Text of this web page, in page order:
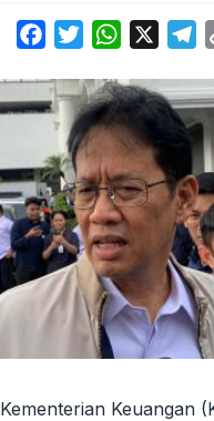
FacebookTwitterWhatsApp
Kementerian Keuangan